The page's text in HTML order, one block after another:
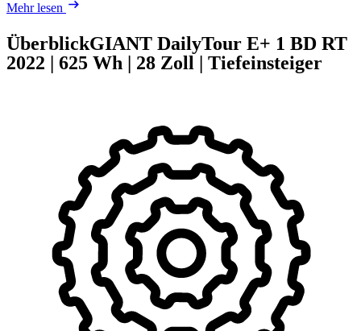
Mehr lesen
ÜberblickGIANT DailyTour E+ 1 BD RT
2022 | 625 Wh | 28 Zoll | Tiefeinsteiger